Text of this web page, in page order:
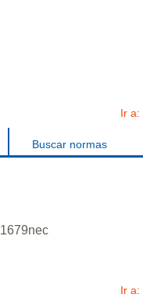
Ir a:
Buscar normas
Ir a: